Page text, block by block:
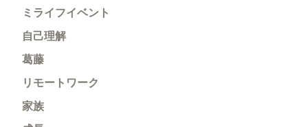
ミライフイベント
自己理解
葛藤
リモートワーク
家族